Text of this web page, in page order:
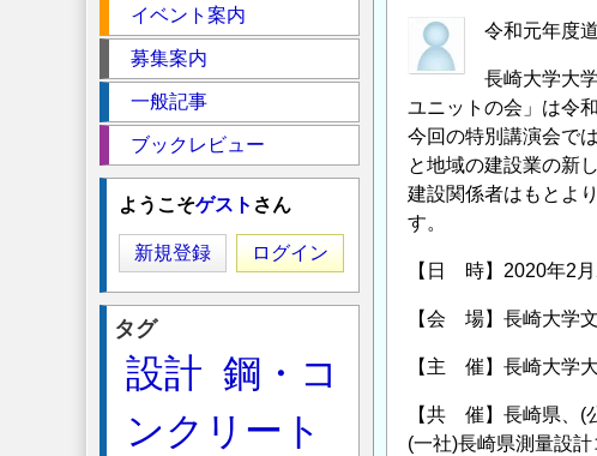
令和元年度
長崎大学大
ユニットの会」は令
今回の特別講演会で
と地域の建設業の新
建設関係者はもとよ
す。
【日 時】2020年2
【会 場】長崎大学
【主 催】長崎大学
【共 催】長崎県、(
(一社)長崎県測量設
イベント案内
募集案内
一般記事
ブックレビュー
ようこそゲスト さん
新規登録 ログイン
タグ
設計 鋼・コ
ンクリート